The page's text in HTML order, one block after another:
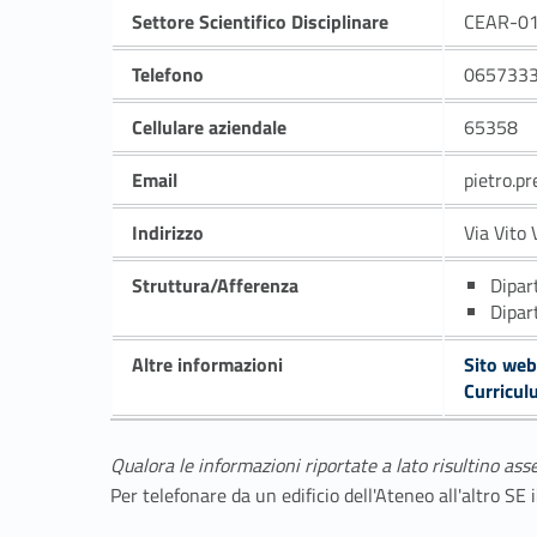
Settore Scientifico Disciplinare
CEAR-
Telefono
Cellulare aziendale
65358
Email
Indirizzo
Via Vito
Struttura/Afferenza
Altre informazioni
Sito
Qualora le informazioni riportate a lato risultino
Per telefonare da un edificio dell'Ateneo all'altro